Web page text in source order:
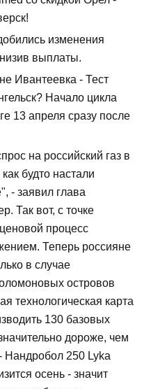
изменения
выплаты.
Ивантеевка - Тест
Начало цикла
13 апреля сразу после
на российский газ в
будто настали
- заявил глава
Так вот, с точке
процесс
Теперь россияне
в случае
островов
технологическая карта
130 базовых
дороже, чем
Нандробол 250 Lyka
осень - значит